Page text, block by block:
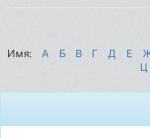
Имя: А Б В Г Д Е
Ц